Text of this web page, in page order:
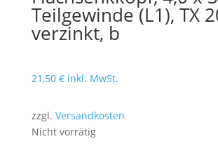
Teilgewinde (L1), TX
verzinkt, b
21,50 € inkl. MwSt.
zzgl. Versandkosten
Nicht vorrätig